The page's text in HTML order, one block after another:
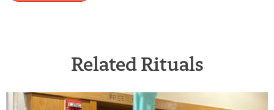
Related Rituals